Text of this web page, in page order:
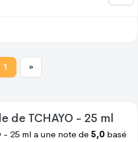
1 »
de TCHAYO - 25 ml
- 25 ml a une note de 5,0 basé